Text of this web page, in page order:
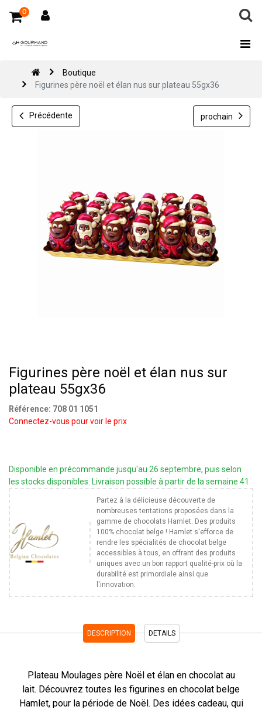
0
Boutique
Figurines père noël et élan nus sur plateau 55gx36
Précédente prochain
Figurines père noël et élan nus sur
plateau 55gx36
Référence: 708 01 1051
Connectez-vous pour voir le prix
Disponible en précommande jusqu'au 26 septembre, puis selon
les stocks disponibles. Livraison possible à partir de la semaine 41.
Partez à la délicieuse découverte de
nombreuses tentations proposées dans la
gamme de chocolats Hamlet. Des produits
100% chocolat belge ! Hamlet s'efforce de
rendre les spécialités de chocolat belge
accessibles à tous, en offrant des produits
uniques avec un bon rapport qualité-prix où la
durabilité est primordiale ainsi que
l'innovation.
DESCRIPTION DETAILS
Plateau Moulages père Noël et élan en chocolat au
lait. Découvrez toutes les figurines en chocolat belge
Hamlet, pour la période de Noël. Des idées cadeau, qui